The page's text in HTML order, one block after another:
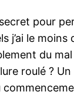
pour
le
du
roulé ?